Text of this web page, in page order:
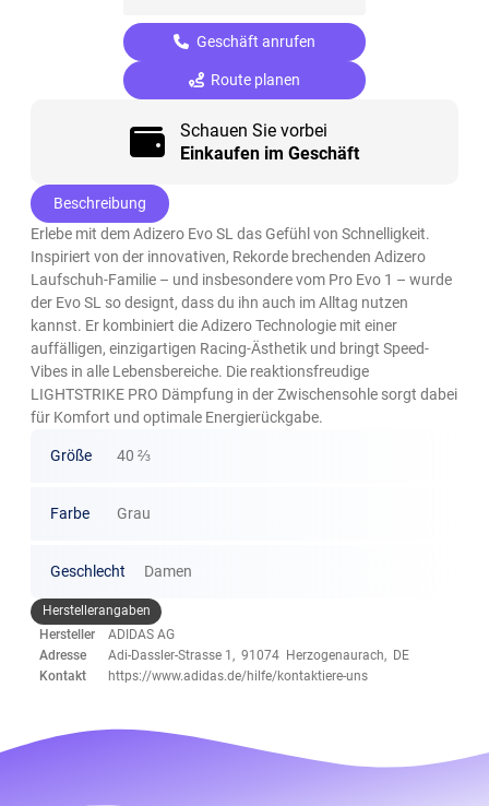
Geschäft anrufen
Route planen
Schauen Sie vorbei
Einkaufen im Geschäft
Beschreibung
Erlebe mit dem Adizero Evo SL das Gefühl von Schnelligkeit.
Inspiriert von der innovativen, Rekorde brechenden Adizero
Laufschuh-Familie – und insbesondere vom Pro Evo 1 – wurde
der Evo SL so designt, dass du ihn auch im Alltag nutzen
kannst. Er kombiniert die Adizero Technologie mit einer
auffälligen, einzigartigen Racing-Ästhetik und bringt Speed-
Vibes in alle Lebensbereiche. Die reaktionsfreudige
LIGHTSTRIKE PRO Dämpfung in der Zwischensohle sorgt dabei
für Komfort und optimale Energierückgabe.
Größe 40 ⅔
Farbe Grau
Geschlecht Damen
Herstellerangaben
Hersteller
ADIDAS AG
Adresse
Adi-Dassler-Strasse 1, 91074 Herzogenaurach, DE
Kontakt
https://www.adidas.de/hilfe/kontaktiere-uns